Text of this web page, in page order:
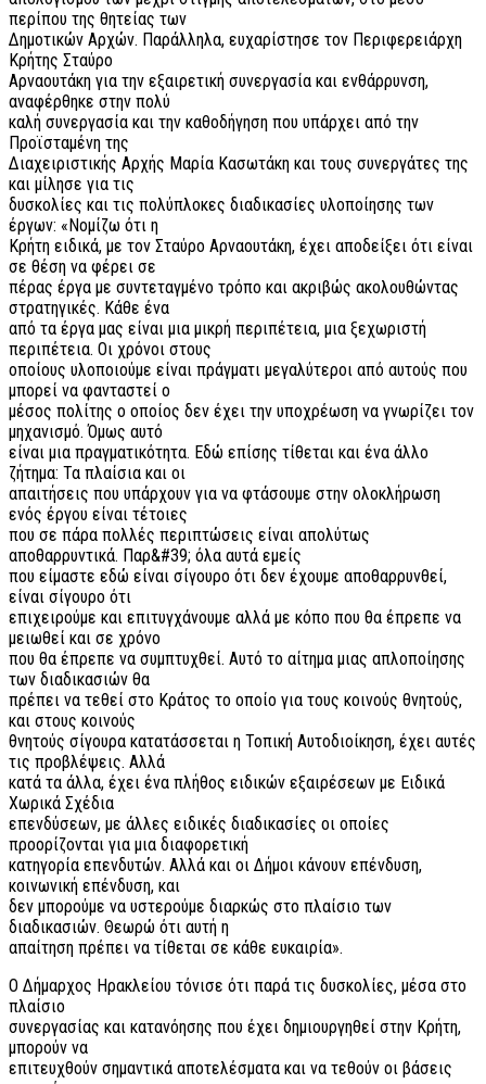
περίπου της θητείας των
Δημοτικών Αρχών. Παράλληλα, ευχαρίστησε τον Περιφερειάρχη
Κρήτης Σταύρο
Αρναουτάκη για την εξαιρετική συνεργασία και ενθάρρυνση,
αναφέρθηκε στην πολύ
καλή συνεργασία και την καθοδήγηση που υπάρχει από την
Προϊσταμένη της
Διαχειριστικής Αρχής Μαρία Κασωτάκη και τους συνεργάτες της
και μίλησε για τις
δυσκολίες και τις πολύπλοκες διαδικασίες υλοποίησης των
έργων: «Νομίζω ότι η
Κρήτη ειδικά, με τον Σταύρο Αρναουτάκη, έχει αποδείξει ότι είναι
σε θέση να φέρει σε
πέρας έργα με συντεταγμένο τρόπο και ακριβώς ακολουθώντας
στρατηγικές. Κάθε ένα
από τα έργα μας είναι μια μικρή περιπέτεια, μια ξεχωριστή
περιπέτεια. Οι χρόνοι στους
οποίους υλοποιούμε είναι πράγματι μεγαλύτεροι από αυτούς που
μπορεί να φανταστεί ο
μέσος πολίτης ο οποίος δεν έχει την υποχρέωση να γνωρίζει τον
μηχανισμό. Όμως αυτό
είναι μια πραγματικότητα. Εδώ επίσης τίθεται και ένα άλλο
ζήτημα: Τα πλαίσια και οι
απαιτήσεις που υπάρχουν για να φτάσουμε στην ολοκλήρωση
ενός έργου είναι τέτοιες
που σε πάρα πολλές περιπτώσεις είναι απολύτως
αποθαρρυντικά. Παρ&#39; όλα αυτά εμείς
που είμαστε εδώ είναι σίγουρο ότι δεν έχουμε αποθαρρυνθεί,
είναι σίγουρο ότι
επιχειρούμε και επιτυγχάνουμε αλλά με κόπο που θα έπρεπε να
μειωθεί και σε χρόνο
που θα έπρεπε να συμπτυχθεί. Αυτό το αίτημα μιας απλοποίησης
των διαδικασιών θα
πρέπει να τεθεί στο Κράτος το οποίο για τους κοινούς θνητούς,
και στους κοινούς
θνητούς σίγουρα κατατάσσεται η Τοπική Αυτοδιοίκηση, έχει αυτές
τις προβλέψεις. Αλλά
κατά τα άλλα, έχει ένα πλήθος ειδικών εξαιρέσεων με Ειδικά
Χωρικά Σχέδια
επενδύσεων, με άλλες ειδικές διαδικασίες οι οποίες
προορίζονται για μια διαφορετική
κατηγορία επενδυτών. Αλλά και οι Δήμοι κάνουν επένδυση,
κοινωνική επένδυση, και
δεν μπορούμε να υστερούμε διαρκώς στο πλαίσιο των
διαδικασιών. Θεωρώ ότι αυτή η
απαίτηση πρέπει να τίθεται σε κάθε ευκαιρία».
Ο Δήμαρχος Ηρακλείου τόνισε ότι παρά τις δυσκολίες, μέσα στο
πλαίσιο
συνεργασίας και κατανόησης που έχει δημιουργηθεί στην Κρήτη,
μπορούν να
επιτευχθούν σημαντικά αποτελέσματα και να τεθούν οι βάσεις